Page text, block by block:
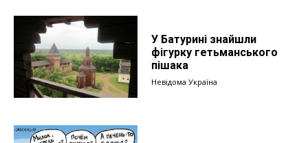
У Батурині знайшли
фігурку гетьманського
пішака
Невідома Україна